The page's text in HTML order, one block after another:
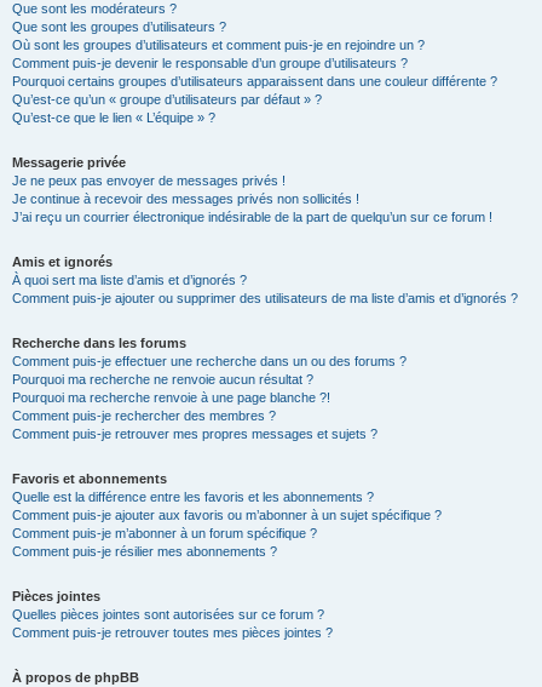
Que sont les modérateurs ?
Que sont les groupes d’utilisateurs ?
Où sont les groupes d’utilisateurs et comment puis-je en rejoindre un ?
Comment puis-je devenir le responsable d’un groupe d’utilisateurs ?
Pourquoi certains groupes d’utilisateurs apparaissent dans une couleur différente ?
Qu’est-ce qu’un « groupe d’utilisateurs par défaut » ?
Qu’est-ce que le lien « L’équipe » ?
Messagerie privée
Je ne peux pas envoyer de messages privés !
Je continue à recevoir des messages privés non sollicités !
J’ai reçu un courrier électronique indésirable de la part de quelqu’un sur ce forum !
Amis et ignorés
À quoi sert ma liste d’amis et d’ignorés ?
Comment puis-je ajouter ou supprimer des utilisateurs de ma liste d’amis et d’ignorés ?
Recherche dans les forums
Comment puis-je effectuer une recherche dans un ou des forums ?
Pourquoi ma recherche ne renvoie aucun résultat ?
Pourquoi ma recherche renvoie à une page blanche ?!
Comment puis-je rechercher des membres ?
Comment puis-je retrouver mes propres messages et sujets ?
Favoris et abonnements
Quelle est la différence entre les favoris et les abonnements ?
Comment puis-je ajouter aux favoris ou m’abonner à un sujet spécifique ?
Comment puis-je m’abonner à un forum spécifique ?
Comment puis-je résilier mes abonnements ?
Pièces jointes
Quelles pièces jointes sont autorisées sur ce forum ?
Comment puis-je retrouver toutes mes pièces jointes ?
À propos de phpBB